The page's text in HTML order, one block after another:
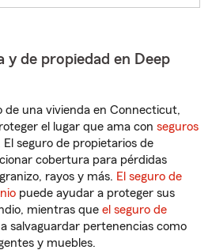
y de propiedad en Deep
de una vivienda en Connecticut,
el lugar que ama con seguros
El seguro de propietarios de
cobertura para pérdidas
rayos y más. El seguro de
puede ayudar a proteger sus
mientras que el seguro de
salvaguardar pertenencias como
y muebles.